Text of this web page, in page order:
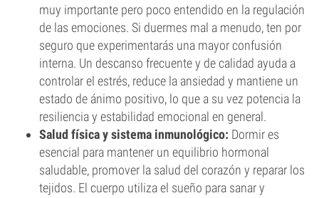
muy importante pero poco entendido en la regulación
de las emociones. Si duermes mal a menudo, ten por
seguro que experimentarás una mayor confusión
interna. Un descanso frecuente y de calidad ayuda a
controlar el estrés, reduce la ansiedad y mantiene un
estado de ánimo positivo, lo que a su vez potencia la
resiliencia y estabilidad emocional en general.
Salud física y sistema inmunológico: Dormir es
esencial para mantener un equilibrio hormonal
saludable, promover la salud del corazón y reparar los
tejidos. El cuerpo utiliza el sueño para sanar y